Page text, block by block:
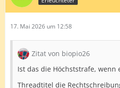
17. Mai 2026 um 12:58
Zitat von biopio26
Ist das die Höchststrafe, wenn
Threadtitel die